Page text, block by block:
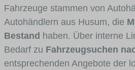
Fahrzeuge stammen von
Autohändlern aus Husum, die
Bestand haben. Über interne
Bedarf zu Fahrzeugsuchen
entsprechenden Angebote der